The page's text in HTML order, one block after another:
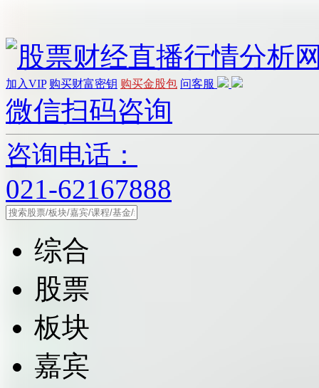
加入VIP 购买财富密钥 购买金股包 问客服
微信扫码咨询
咨询电话：
021-62167888
综合
股票
板块
嘉宾